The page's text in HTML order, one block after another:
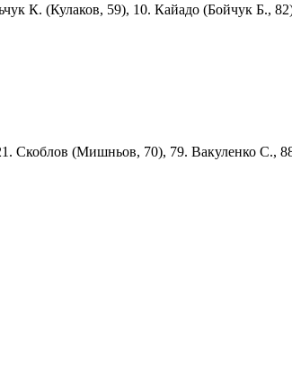
К. (Кулаков, 59), 10. Кайадо (Бойчук Б.,
Скоблов (Мишньов, 70), 79. Вакуленко С.,